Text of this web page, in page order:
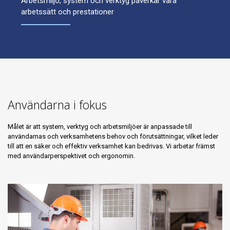
arbetssätt och prestationer
Användarna i fokus
Målet är att system, verktyg och arbetsmiljöer är anpassade till
användarnas och verksamhetens behov och förutsättningar, vilket leder
till att en säker och effektiv verksamhet kan bedrivas. Vi arbetar främst
med användarperspektivet och ergonomin.